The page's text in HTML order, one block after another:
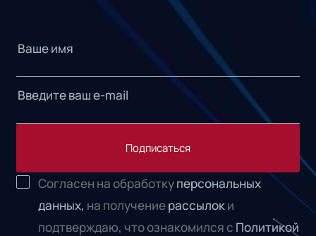
Подписаться
Согласен на обработкуперсональных
данных, на получениерассылоки
подтверждаю, что ознакомился с Политикой